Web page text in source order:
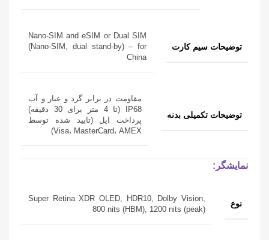
توضیحات سیم کارت
Nano-SIM and eSIM or Dual SIM
(Nano-SIM, dual stand-by) – for
China
توضیحات تکمیلی بدنه
مقاومت در برابر گرد و غبار و آب
IP68 (تا 4 متر برای 30 دقیقه)
پرداخت اپل (تایید شده توسط
Visa، MasterCard، AMEX)
نمایشگر:
نوع
Super Retina XDR OLED, HDR10, Dolby Vision,
800 nits (HBM), 1200 nits (peak)